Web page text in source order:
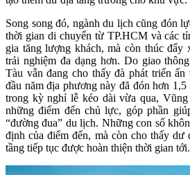
Song song đó, ngành du lịch cũng đón
thời gian di chuyển từ TP.HCM và các
gia tăng lượng khách, mà còn thúc
trải nghiệm đa dạng hơn. Do giao
Tàu vẫn đang cho thấy đà phát triển
đầu năm địa phương này đã đón hơn
trong kỳ nghỉ lễ kéo dài vừa qua,
những điểm đến chủ lực, góp phần
“đường đua” du lịch. Những con số
định của điểm đến, mà còn cho thấy
tầng tiếp tục được hoàn thiện thời gian tới.